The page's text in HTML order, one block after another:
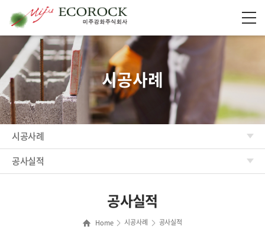
시공사례
시공사례
공사실적
공사실적
Home 시공사례 공사실적